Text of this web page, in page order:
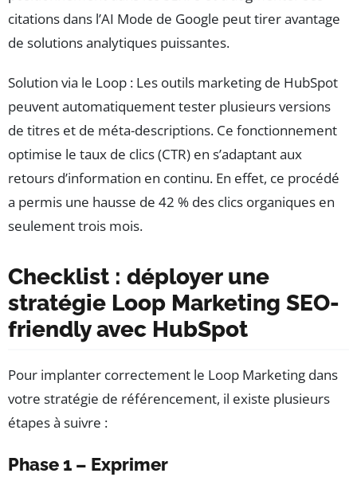
citations dans l’AI Mode de Google peut tirer avantage
de solutions analytiques puissantes.
Solution via le Loop : Les outils marketing de HubSpot
peuvent automatiquement tester plusieurs versions
de titres et de méta-descriptions. Ce fonctionnement
optimise le taux de clics (CTR) en s’adaptant aux
retours d’information en continu. En effet, ce procédé
a permis une hausse de 42 % des clics organiques en
seulement trois mois.
Checklist : déployer une
stratégie Loop Marketing SEO-
friendly avec HubSpot
Pour implanter correctement le Loop Marketing dans
votre stratégie de référencement, il existe plusieurs
étapes à suivre :
Phase 1 – Exprimer